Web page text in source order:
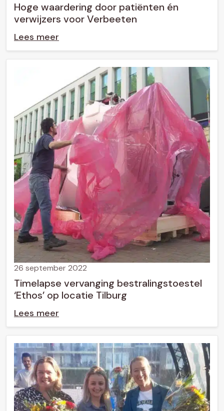
Hoge waardering door patiënten én
verwijzers voor Verbeeten
Lees meer
Timelapse vervanging bestralingstoestel
‘Ethos’ op locatie Tilburg
26 september 2022
Lees meer